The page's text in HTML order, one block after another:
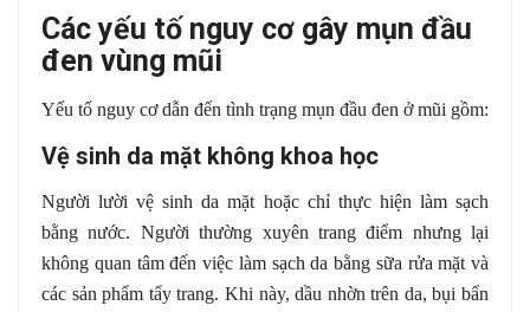
Các yếu tố nguy cơ gây mụn đầu
đen vùng mũi
Yếu tố nguy cơ dẫn đến tình trạng mụn đầu đen ở mũi gồm:
Vệ sinh da mặt không khoa học
Người lười vệ sinh da mặt hoặc chỉ thực hiện làm sạch
bằng nước. Người thường xuyên trang điểm nhưng lại
không quan tâm đến việc làm sạch da bằng sữa rửa mặt và
các sản phẩm tẩy trang. Khi này, dầu nhờn trên da, bụi bẩn